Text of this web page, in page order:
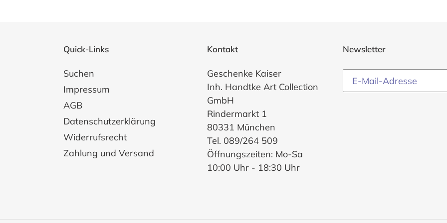
Quick-Links
Suchen
Impressum
AGB
Datenschutzerklärung
Widerrufsrecht
Zahlung und Versand
Kontakt
Geschenke Kaiser
Inh. Handtke Art Collection
GmbH
Rindermarkt 1
80331 München
Tel. 089/264 509
Öffnungszeiten: Mo-Sa
10:00 Uhr - 18:30 Uhr
Newsletter